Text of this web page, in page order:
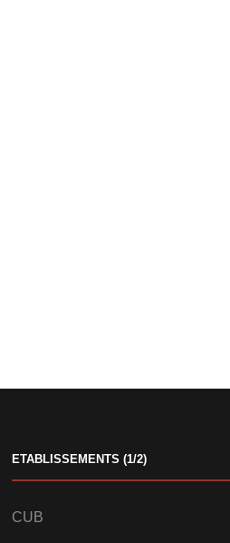
ETABLISSEMENTS (1/2)
CUB